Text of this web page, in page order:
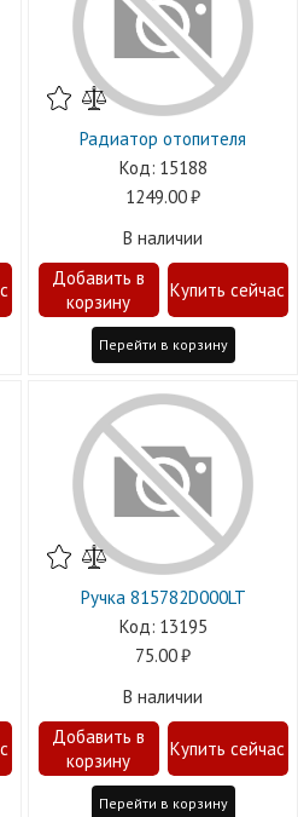
Радиатор отопителя
15188
1249.00
В наличии
Перейти в корзину
Ручка 815782D000LT
13195
75.00
В наличии
Перейти в корзину